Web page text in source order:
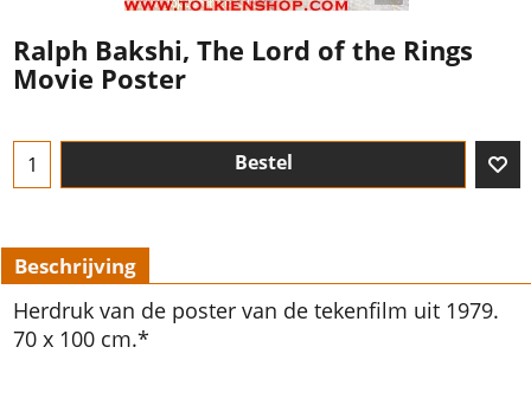
Ralph Bakshi, The Lord of the Rings
Movie Poster
Bestel
Beschrijving
Herdruk van de poster van de tekenfilm uit 1979.
70 x 100 cm.*